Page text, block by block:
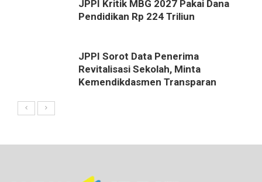
JPPI Kritik MBG 2027 Pakai Dana
Pendidikan Rp 224 Triliun
JPPI Sorot Data Penerima
Revitalisasi Sekolah, Minta
Kemendikdasmen Transparan